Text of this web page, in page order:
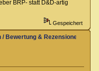
BRP- statt D&D-artig
Gespeichert
Bewertung & Rezensionen